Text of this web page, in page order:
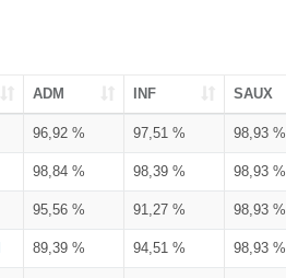
ADM INF SAUX
96,92 % 97,51 % 98,93 %
98,84 % 98,39 % 98,93 %
95,56 % 91,27 % 98,93 %
89,39 % 94,51 % 98,93 %